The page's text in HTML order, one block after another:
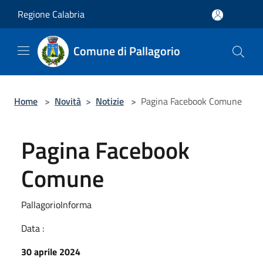
Regione Calabria
Comune di Pallagorio
Home > Novità > Notizie > Pagina Facebook Comune
Pagina Facebook
Comune
PallagorioInforma
Data :
30 aprile 2024